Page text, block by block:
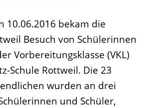
10.06.2016 bekam die
Besuch von Schülerinnen
Vorbereitungsklasse (VKL)
Schule Rottweil. Die 23
wurden an drei
und Schüler,